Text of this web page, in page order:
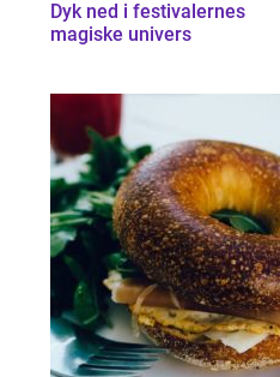
Dyk ned i festivalernes
magiske univers